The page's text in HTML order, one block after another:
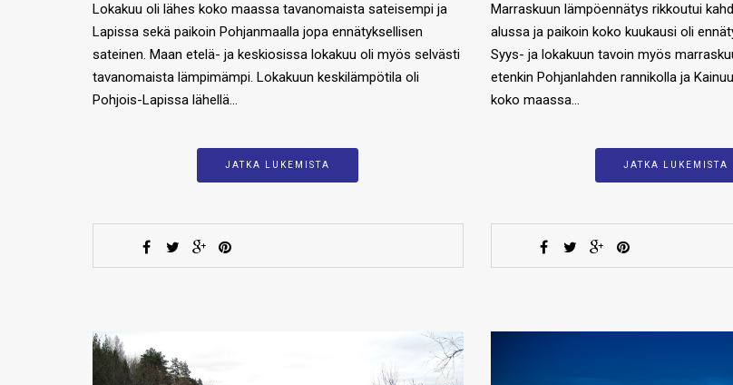
Lokakuu oli lähes koko maassa tavanomaista sateisempi ja
Lapissa sekä paikoin Pohjanmaalla jopa ennätyksellisen
sateinen. Maan etelä- ja keskiosissa lokakuu oli myös selvästi
tavanomaista lämpimämpi. Lokakuun keskilämpötila oli
Pohjois-Lapissa lähellä…
JATKA LUKEMISTA
Marraskuun lämpöennätys rikkoutui
alussa ja paikoin koko kuukausi oli
Syys- ja lokakuun tavoin myös
etenkin Pohjanlahden rannikolla ja
koko maassa…
JATKA LUKEMISTA